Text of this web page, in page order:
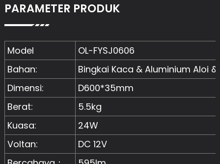
PARAMETER PRODUK
Model
OL-FYSJ0606
Bahan:
Bingkai Kaca & Aluminium Aloi
Dimensi:
D600*35mm
Berat:
5.5kg
Kuasa:
24W
Voltan:
DC 12V